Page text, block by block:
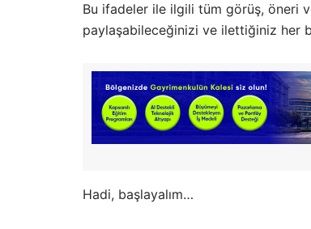
Bu ifadeler ile ilgili tüm görüş, öneri
paylaşabileceğinizi ve ilettiğiniz her
Hadi, başlayalım…